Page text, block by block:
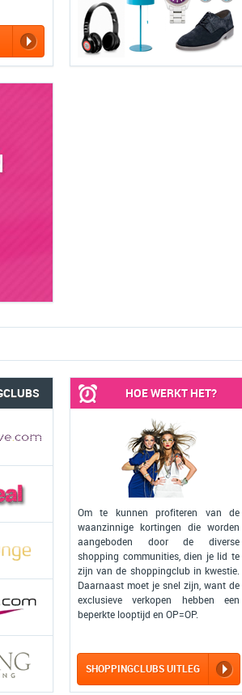
HOE WERKT HET?
Om te kunnen profiteren van de
waanzinnige kortingen die worden
aangeboden door de diverse
shopping communities, dien je lid te
zijn van de shoppingclub in kwestie.
Daarnaast moet je snel zijn, want de
exclusieve verkopen hebben een
beperkte looptijd en OP=OP.
SHOPPINGCLUBS UITLEG